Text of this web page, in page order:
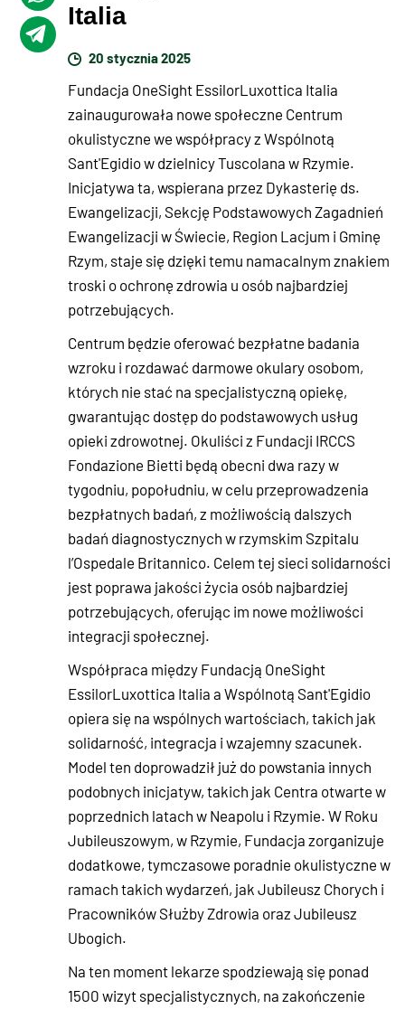
Italia
20 stycznia 2025
Fundacja OneSight EssilorLuxottica Italia
zainaugurowała nowe społeczne Centrum
okulistyczne we współpracy z Wspólnotą
Sant'Egidio w dzielnicy Tuscolana w Rzymie.
Inicjatywa ta, wspierana przez Dykasterię ds.
Ewangelizacji, Sekcję Podstawowych Zagadnień
Ewangelizacji w Świecie, Region Lacjum i Gminę
Rzym, staje się dzięki temu namacalnym znakiem
troski o ochronę zdrowia u osób najbardziej
potrzebujących.
Centrum będzie oferować bezpłatne badania
wzroku i rozdawać darmowe okulary osobom,
których nie stać na specjalistyczną opiekę,
gwarantując dostęp do podstawowych usług
opieki zdrowotnej. Okuliści z Fundacji IRCCS
Fondazione Bietti będą obecni dwa razy w
tygodniu, popołudniu, w celu przeprowadzenia
bezpłatnych badań, z możliwością dalszych
badań diagnostycznych w rzymskim Szpitalu
l’Ospedale Britannico. Celem tej sieci solidarności
jest poprawa jakości życia osób najbardziej
potrzebujących, oferując im nowe możliwości
integracji społecznej.
Współpraca między Fundacją OneSight
EssilorLuxottica Italia a Wspólnotą Sant'Egidio
opiera się na wspólnych wartościach, takich jak
solidarność, integracja i wzajemny szacunek.
Model ten doprowadził już do powstania innych
podobnych inicjatyw, takich jak Centra otwarte w
poprzednich latach w Neapolu i Rzymie. W Roku
Jubileuszowym, w Rzymie, Fundacja zorganizuje
dodatkowe, tymczasowe poradnie okulistyczne w
ramach takich wydarzeń, jak Jubileusz Chorych i
Pracowników Służby Zdrowia oraz Jubileusz
Ubogich.
Na ten moment lekarze spodziewają się ponad
1500 wizyt specjalistycznych, na zakończenie